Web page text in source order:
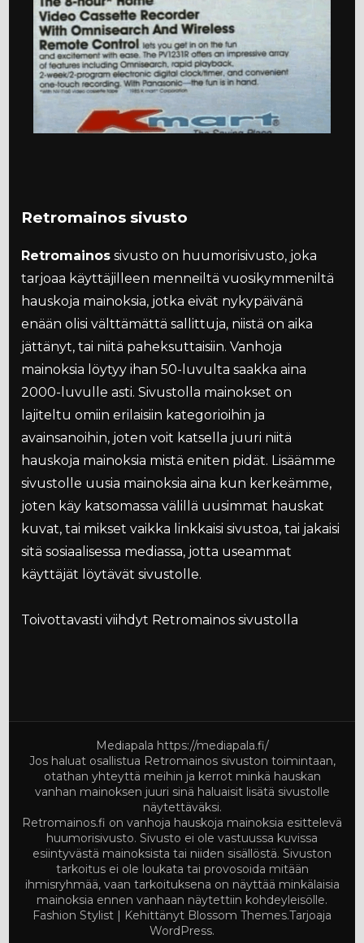
Retromainos sivusto
Retromainos sivusto on huumorisivusto, joka
tarjoaa käyttäjilleen menneiltä vuosikymmeniltä
hauskoja mainoksia, jotka eivät nykypäivänä
enään olisi välttämättä sallittuja, niistä on aika
jättänyt, tai niitä paheksuttaisiin. Vanhoja
mainoksia löytyy ihan 50-luvulta saakka aina
2000-luvulle asti. Sivustolla mainokset on
lajiteltu omiin erilaisiin kategorioihin ja
avainsanoihin, joten voit katsella juuri niitä
hauskoja mainoksia mistä eniten pidät. Lisäämme
sivustolle uusia mainoksia aina kun kerkeämme,
joten käy katsomassa välillä uusimmat hauskat
kuvat, tai mikset vaikka linkkaisi sivustoa, tai jakaisi
sitä sosiaalisessa mediassa, jotta useammat
käyttäjät löytävät sivustolle.
Toivottavasti viihdyt Retromainos sivustolla
Mediapala https://mediapala.fi/
Jos haluat osallistua Retromainos sivuston toimintaan,
otathan yhteyttä meihin ja kerrot minkä hauskan
vanhan mainoksen juuri sinä haluaisit lisätä sivustolle
näytettäväksi.
Retromainos.fi on vanhoja hauskoja mainoksia esittelevä
huumorisivusto. Sivusto ei ole vastuussa kuvissa
esiintyvästä mainoksista tai niiden sisällöstä. Sivuston
tarkoitus ei ole loukata tai provosoida mitään
ihmisryhmää, vaan tarkoituksena on näyttää minkälaisia
mainoksia ennen vanhaan näytettiin kohdeyleisölle.
Fashion Stylist | Kehittänyt Blossom Themes.Tarjoaja
WordPress.